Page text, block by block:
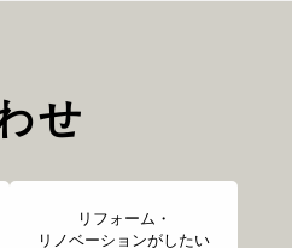
せ
リフォーム・
リノベーションがしたい